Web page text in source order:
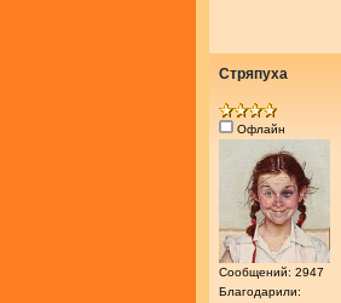
Стряпуха
Офлайн
Сообщений: 2947
Благодарили: